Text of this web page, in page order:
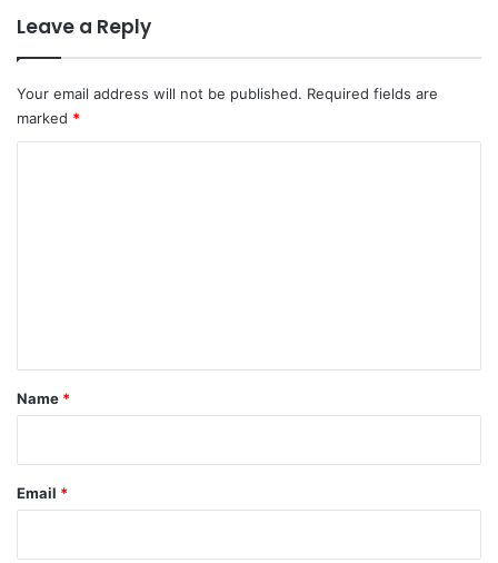
Leave a Reply
Your email address will not be published. Required fields are
marked *
*
Name *
Email *